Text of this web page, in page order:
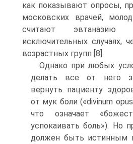
как показывают опросы,
московских врачей,
считают эвтаназию
исключительных случаях,
возрастных групп [8].
Однако при любых
делать все от не­го
вернуть пациенту
от мук боли («divinum
что означает
успокаивать боль»). Но
должен быть истинным